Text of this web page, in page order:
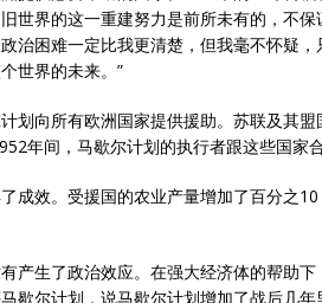
世界的这一重建努力是前所未有的，不
治困难一定比我更清楚，但我毫不怀疑
世界的未来。”
划向所有欧洲国家提供援助。苏联及其
年间，马歇尔计划的执行者跟这些国家
成效。受援国的农业产量增加了百分之
产生了政治效应。在强大经济体的帮助
歇尔计划，说马歇尔计划增加了战后几